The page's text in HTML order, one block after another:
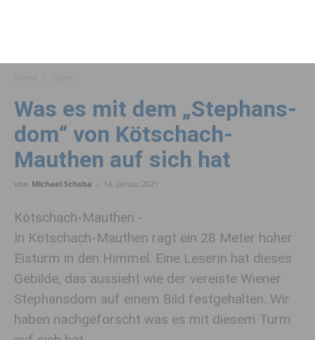
Was es mit dem „Stephans­
dom“ von Kötschach-
Mauthen auf sich hat
von Michael Schoba - 14. Januar 2021
Kötschach-Mauthen -
In Kötschach-Mauthen ragt ein 28 Meter hoher
Eisturm in den Himmel. Eine Leserin hat dieses
Gebilde, das aussieht wie der vereiste Wiener
Stephansdom auf einem Bild festgehalten. Wir
haben nachgeforscht was es mit diesem Turm